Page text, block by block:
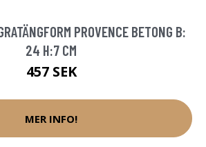
PROVENCE BETONG B:
24 H:7 CM
457 SEK
MER INFO!